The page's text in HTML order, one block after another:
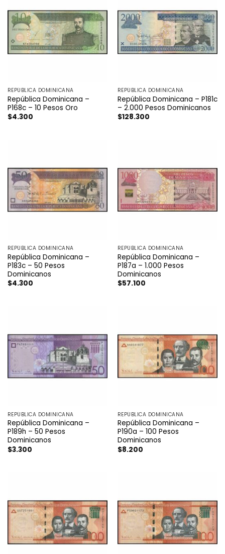
REPÚBLICA DOMINICANA
República Dominicana –
P168c – 10 Pesos Oro
$4.300
REPÚBLICA DOMINICANA
República Dominicana – P181c
– 2.000 Pesos Dominicanos
$128.300
REPÚBLICA DOMINICANA
República Dominicana –
P183c – 50 Pesos
Dominicanos
$4.300
REPÚBLICA DOMINICANA
República Dominicana –
P187a – 1.000 Pesos
Dominicanos
$57.100
REPÚBLICA DOMINICANA
República Dominicana –
P189h – 50 Pesos
Dominicanos
$3.300
REPÚBLICA DOMINICANA
República Dominicana –
P190a – 100 Pesos
Dominicanos
$8.200